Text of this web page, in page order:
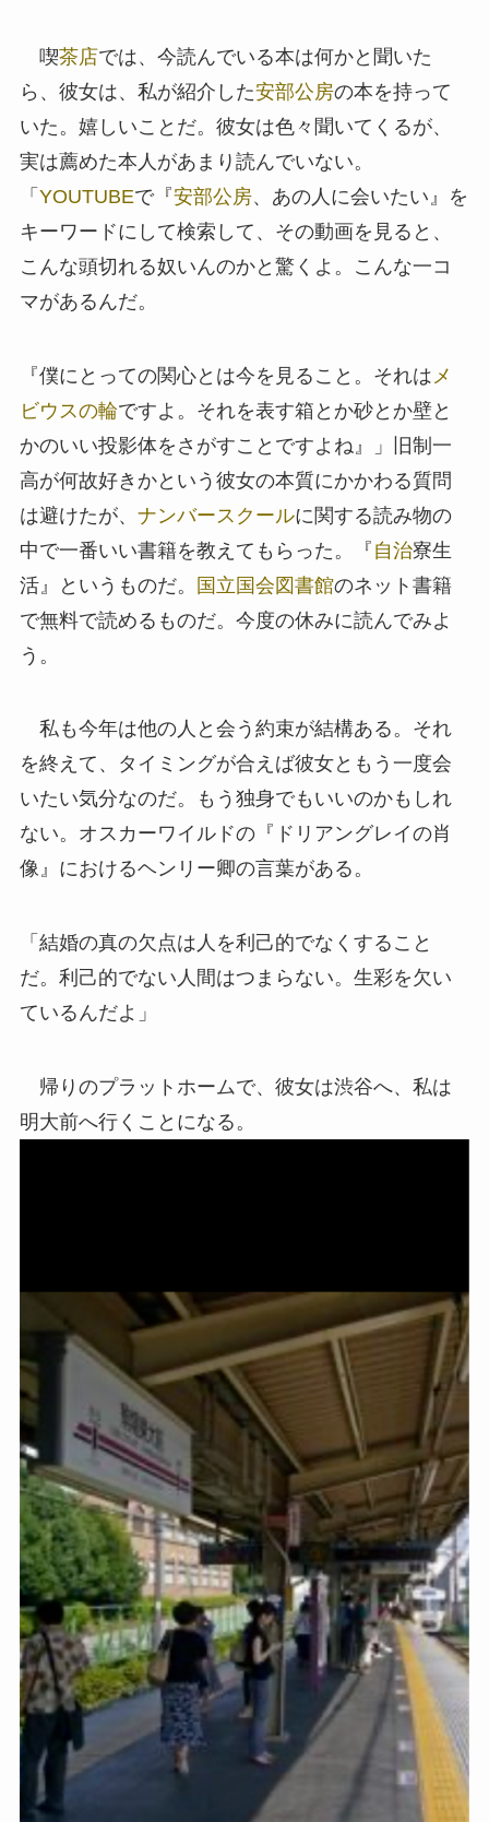
喫茶店では、今読んでいる本は何かと聞いた
ら、彼女は、私が紹介した安部公房の本を持って
いた。嬉しいことだ。彼女は色々聞いてくるが、
実は薦めた本人があまり読んでいない。
「 YOUTUBEで『安部公房、あの人に会いたい』を
キーワードにして検索して、その動画を見ると、
こんな頭切れる奴いんのかと驚くよ。こんな一コ
マがあるんだ。
『僕にとっての関心とは今を見ること。それは メ
ビウスの輪ですよ。それを表す箱とか砂とか壁と
かのいい投影体をさがすことですよね』」旧制一
高が何故好きかという彼女の本質にかかわる質問
は避けたが、 ナンバースクールに関する読み物の
中で一番いい書籍を教えてもらった。『 自治寮生
活』というものだ。
国立国会図書館のネット書籍
で無料で読めるものだ。今度の休みに読んでみよ
う。
私も今年は他の人と会う約束が結構ある。それ
を終えて、タイミングが合えば彼女ともう一度会
いたい気分なのだ。もう独身でもいいのかもしれ
ない。オスカーワイルドの『ドリアングレイの肖
像』におけるヘンリー卿の言葉がある。
「結婚の真の欠点は人を利己的でなくすること
だ。利己的でない人間はつまらない。生彩を欠い
ているんだよ」
帰りのプラットホームで、彼女は渋谷へ、私は
明大前へ行くことになる。